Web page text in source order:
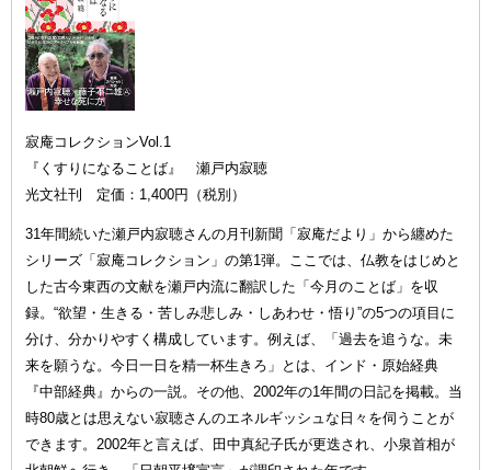
寂庵コレクションVol.1
『くすりになることば』 瀬戸内寂聴
光文社刊 定価：1,400円（税別）
31年間続いた瀬戸内寂聴さんの月刊新聞「寂庵だより」から纏めた
シリーズ「寂庵コレクション」の第1弾。ここでは、仏教をはじめと
した古今東西の文献を瀬戸内流に翻訳した「今月のことば」を収
録。“欲望・生きる・苦しみ悲しみ・しあわせ・悟り”の5つの項目に
分け、分かりやすく構成しています。例えば、「過去を追うな。未
来を願うな。今日一日を精一杯生きろ」とは、インド・原始経典
『中部経典』からの一説。その他、2002年の1年間の日記を掲載。当
時80歳とは思えない寂聴さんのエネルギッシュな日々を伺うことが
できます。2002年と言えば、田中真紀子氏が更迭され、小泉首相が